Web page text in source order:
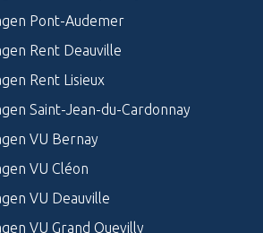
Pont-Audemer
Rent Deauville
Rent Lisieux
Saint-Jean-du-Cardonnay
VU Bernay
VU Cléon
VU Deauville
VU Grand Quevilly